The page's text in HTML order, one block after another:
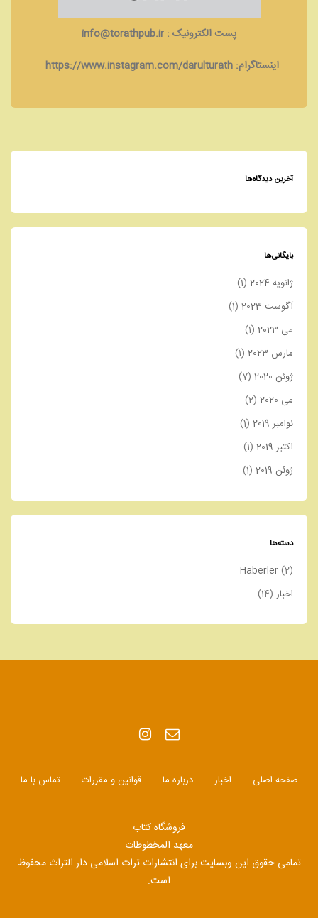
پست الکترونیک : info@torathpub.ir
اینستاگرام: https://www.instagram.com/darulturath
آخرین دیدگاه‌ها
بایگانی‌ها
ژانویه 2024
(1)
آگوست 2023
(1)
می 2023
(1)
مارس 2023
(1)
ژوئن 2020
(7)
می 2020
(2)
نوامبر 2019
(1)
اکتبر 2019
(1)
ژوئن 2019
(1)
دسته‌ها
Haberler (2)
اخبار (14)
صفحه اصلی اخبار درباره ما قوانین و مقررات تماس با ما
فروشگاه کتاب
معهد المخطوطات
تمامی حقوق این وبسایت برای انتشارات تراث اسلامی دار التراث محفوظ
است.